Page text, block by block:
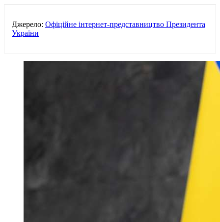
Джерело: Офіційне інтернет-представництво Президента
України